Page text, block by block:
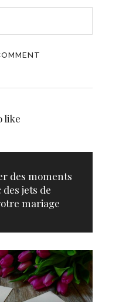
like
des moments
jets de
mariage